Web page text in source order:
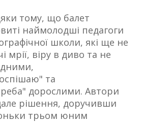
тому, що балет
наймолодші педагоги
школи, які ще не
мрії, віру в диво та не
та
дорослими. Автори
рішення, доручивши
трьом юним